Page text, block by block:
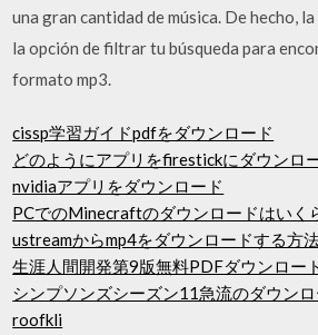
una gran cantidad de música. De hecho,
la opción de filtrar tu búsqueda para
formato mp3.
cissp学習ガイドpdfをダウンロード
どのようにアプリをfirestickにダウンロ
nvidiaアプリをダウンロード
PCでのMinecraftのダウンロードはいく
ustreamからmp4をダウンロードする方
生涯人間開発第9版無料PDFダウンロー
シンプソンズシーズン11急流のダウンロ
roofkli